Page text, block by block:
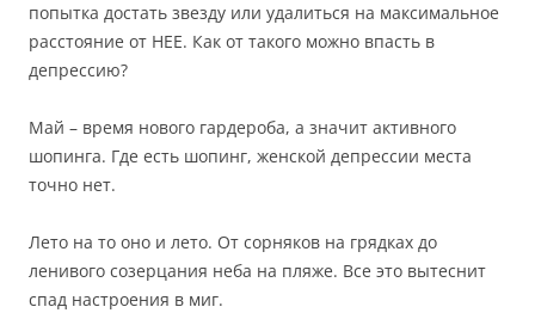
попытка достать звезду или удалиться на максимальное
расстояние от НЕЕ. Как от такого можно впасть в
депрессию?
Май – время нового гардероба, а значит активного
шопинга. Где есть шопинг, женской депрессии места
точно нет.
Лето на то оно и лето. От сорняков на грядках до
ленивого созерцания неба на пляже. Все это вытеснит
спад настроения в миг.